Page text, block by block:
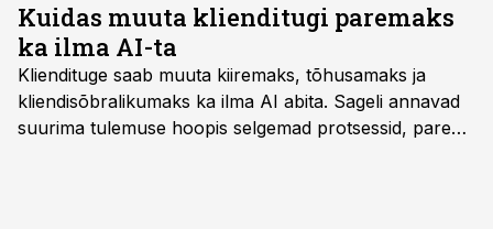
Kuidas muuta klienditugi paremaks
ka ilma AI-ta
Kliendituge saab muuta kiiremaks, tõhusamaks ja
kliendisõbralikumaks ka ilma AI abita. Sageli annavad
suurima tulemuse hoopis selgemad protsessid, parem